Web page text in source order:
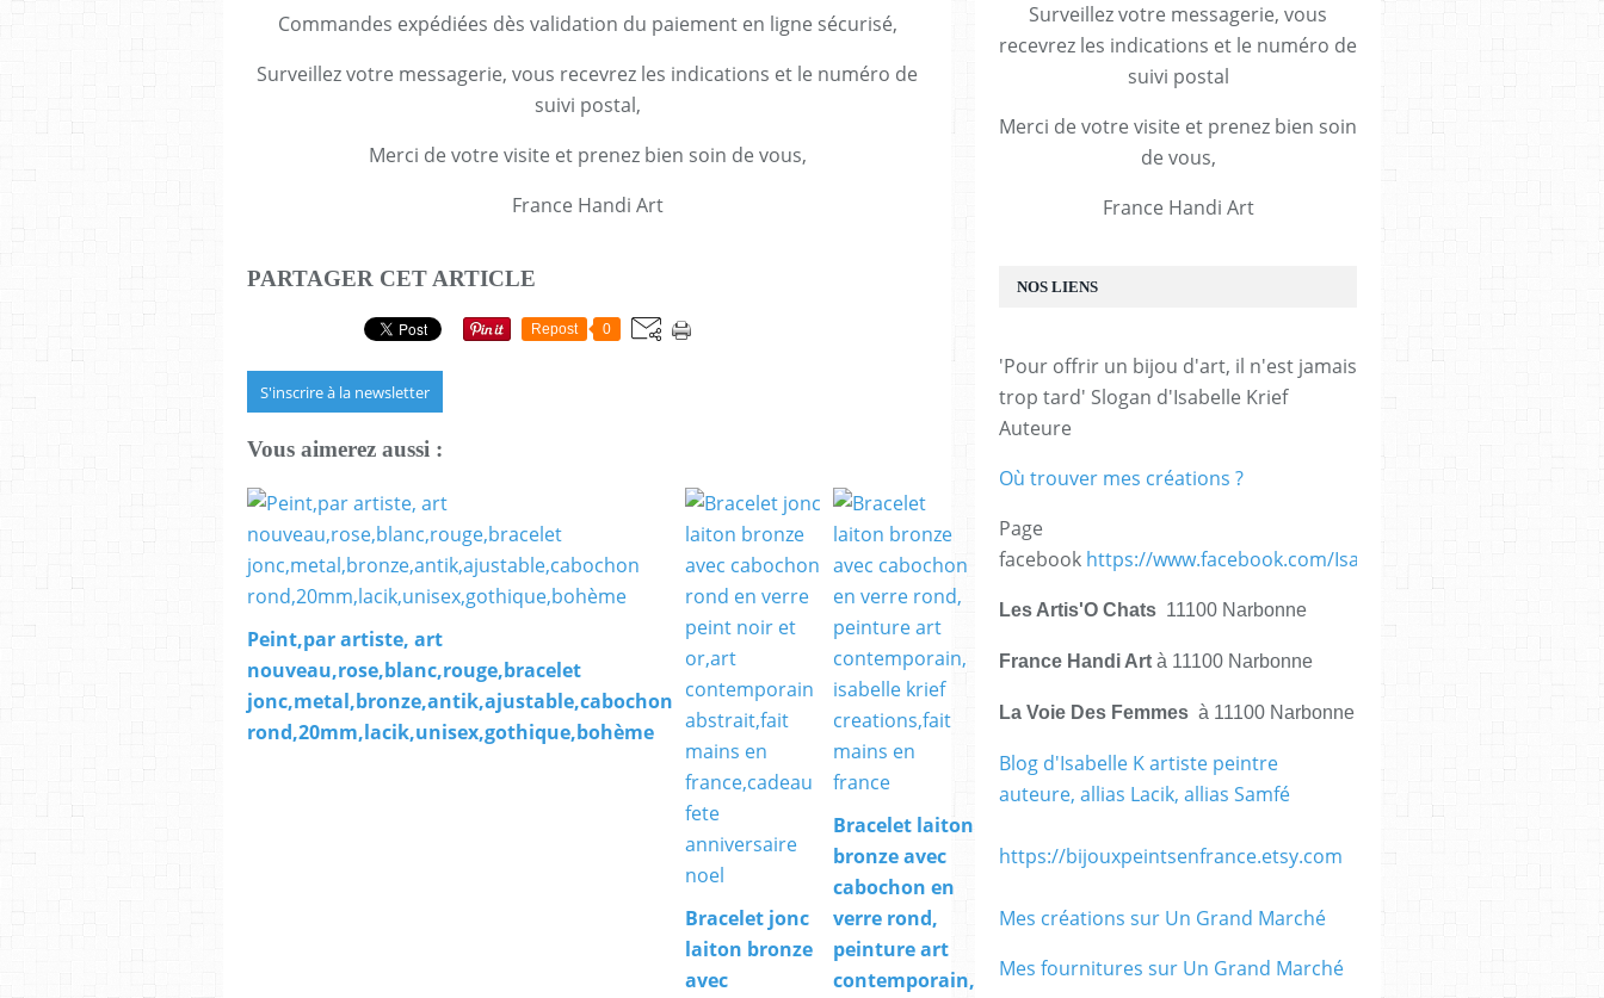
Commandes expédiées dès validation du paiement en ligne sécurisé,
Surveillez votre messagerie, vous recevrez les indications et le numéro de
suivi postal,
Merci de votre visite et prenez bien soin de vous,
France Handi Art
PARTAGER CET ARTICLE
Repost 0
S'inscrire à la newsletter
Vous aimerez aussi :
Peint,par artiste, art
nouveau,rose,blanc,rouge,bracelet
jonc,metal,bronze,antik,ajustable,cabochon
rond,20mm,lacik,unisex,gothique,bohème
Bracelet jonc
laiton bronze
avec
Bracelet laiton
bronze avec
cabochon en
verre rond,
peinture art
contemporain,
Verre peint,bracelet cuir
parme,cabochon carré noir et
contemporain,fait mains en
mains en france, cadeau fête
noel,francehandiart,narbonne
Surveillez votre messagerie, vous
recevrez les indications et le numéro de
suivi postal
Merci de votre visite et prenez bien soin
de vous,
France Handi Art
NOS LIENS
'Pour offrir un bijou d'art, il n'est jamais
trop tard' Slogan d'Isabelle Krief
Auteure
Où trouver mes créations ?
Page
facebook https://www.facebook.com/IsabelleKrief.ArtistePeintre/
Les Artis'O Chats 11100 Narbonne
France Handi Art à 11100 Narbonne
La Voie Des Femmes à 11100 Narbonne
Blog d'Isabelle K artiste peintre
auteure, allias Lacik, allias Samfé
https://bijouxpeintsenfrance.etsy.com
Mes créations sur Un Grand Marché
Mes fournitures sur Un Grand Marché